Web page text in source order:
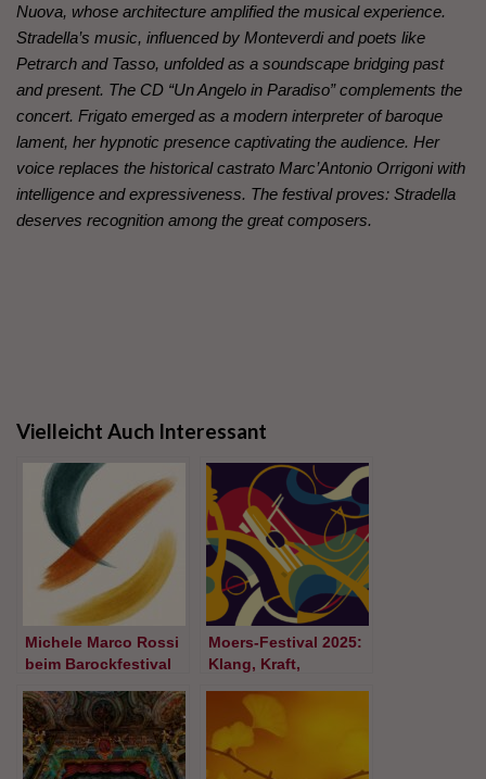
Nuova, whose architecture amplified the musical experience.
Stradella’s music, influenced by Monteverdi and poets like
Petrarch and Tasso, unfolded as a soundscape bridging past
and present. The CD “Un Angelo in Paradiso” complements the
concert. Frigato emerged as a modern interpreter of baroque
lament, her hypnotic presence captivating the audience. Her
voice replaces the historical castrato Marc’Antonio Orrigoni with
intelligence and expressiveness. The festival proves: Stradella
deserves recognition among the great composers.
Vielleicht Auch Interessant
Michele Marco Rossi
beim Barockfestival
Moers-Festival 2025:
Klang, Kraft,